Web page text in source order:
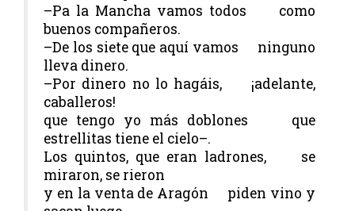
–Pa la Mancha vamos todos como
buenos compañeros.
–De los siete que aquí vamos ninguno
lleva dinero.
–Por dinero no lo hagáis, ¡adelante,
caballeros!
que tengo yo más doblones que
estrellitas tiene el cielo–.
Los quintos, que eran ladrones, se
miraron, se rieron
y en la venta de Aragón piden vino y